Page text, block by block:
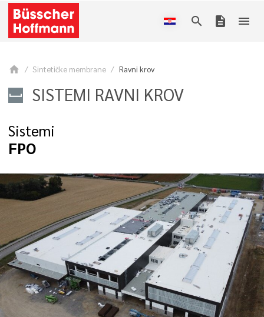
search description menu
home Sintetičke membrane Ravni krov
SISTEMI RAVNI KROV
Sistemi
FPO